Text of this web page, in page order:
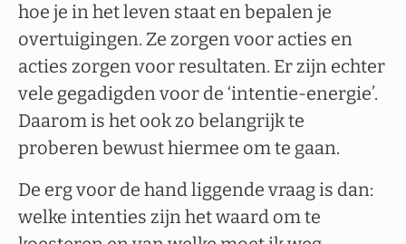
hoe je in het leven staat en bepalen je
overtuigingen. Ze zorgen voor acties en
acties zorgen voor resultaten. Er zijn echter
vele gegadigden voor de ‘intentie-energie’.
Daarom is het ook zo belangrijk te
proberen bewust hiermee om te gaan.
De erg voor de hand liggende vraag is dan:
welke intenties zijn het waard om te